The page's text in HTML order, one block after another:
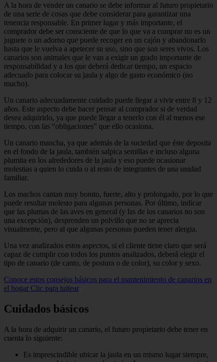
A la hora de vender un canario se debe informar al futuro propietario
de una serie de cosas que debe considerar para garantizar una
tenencia responsable. En primer lugar y más importante, el
comprador debe ser consciente de que lo que va a comprar no es un
juguete o un adorno que puede recoger en un cajón y abandonarlo
hasta que le vuelva a apetecer su uso, sino que son seres vivos. Los
canarios son animales que le van a exigir un grado importante de
responsabilidad y a los que deberá dedicar tiempo, un espacio
adecuado para colocar su jaula y algo de gasto económico (no
mucho).
Un canario adecuadamente cuidado puede llegar a vivir entre 8 y 12
años. Este aspecto debe hacer pensar al comprador si de verdad
desea adquirirlo, ya que puede llegar a tenerlo con él al menos ese
tiempo, con las “obligaciones” que ello ocasiona.
Un canario mancha, ya que además de la suciedad que éste deposita
en el fondo de la jaula, también salpica semillas e incluso alguna
plumita en los alrededores de la jaula y eso puede ocasionar
molestias a quien lo cuida o al resto de integrantes de una unidad
familiar.
Los machos cantan muy bonito, fuerte, alto y prolongado, por lo que
puede resultar molesto para algunas personas. Por último, indicar
que las plumas de las aves en general (y las de los canarios no son
una excepción), desprenden un polvillo que no se aprecia
visualmente, pero al que algunas personas pueden tener alergia.
Una vez analizados estos aspectos, si el cliente tiene claro que será
capaz de cumplir con todos los puntos analizados, deberá elegir el
tipo de canario (de canto, de postura o de color), su color y sexo.
Conoce estos consejos básicos para el mantenimiento de canarios en
el hogar Clic para tuitear
Cuidados básicos
A la hora de adquirir un canario, el futuro propietario debe tener en
cuenta lo siguiente:
Es imprescindible ubicar la jaula en un mismo lugar siempre,